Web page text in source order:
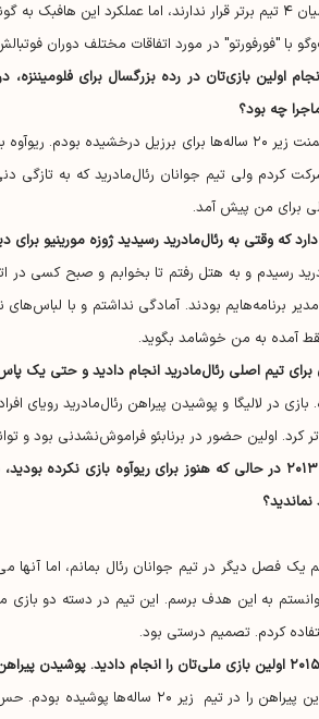
تیم ملی برزیل دعوت شود.
با "فورفورتو" در مورد اتفاقات مختلف دوران
چه بود؟
در دو تورنمنت زیر ۲۰ ساله‌ها برای برزیل
کردم ولی تیم جوانان رئال‌مادرید که به تازگی
برای من پیش آمد.
که وقتی به رئال‌مادرید رسیدید ژوزه مورینیو برای
رسیدم و به هتل رفتم تا بخوابم و صبح کسی
مدیر برنامه‌هایم بودند. آمادگی نداشتم و با
آمده به من خوشامد بگوید.
تیم اصلی رئال‌مادرید انجام دادید و حتی یک
بازی در لالیگا و پوشیدن پیراهن رئال‌مادرید
کرد. اولین حضور در برنابئو فراموش‌نشدنی بود
* در سال ۲۰۱۳ در حالی که هنوز برای ریوآوه بازی
نماندید؟
یک فصل دیگر در تیم جوانان رئال بمانم، اما
به این هدف برسم. این تیم در دسته دو
کردم. تصمیم درستی بود.
اولین بار این پیراهن را در تیم